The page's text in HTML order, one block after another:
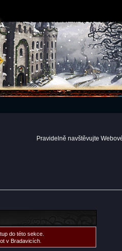
Pravidelně navštěvujte
do této sekce.
v Bradavicích.